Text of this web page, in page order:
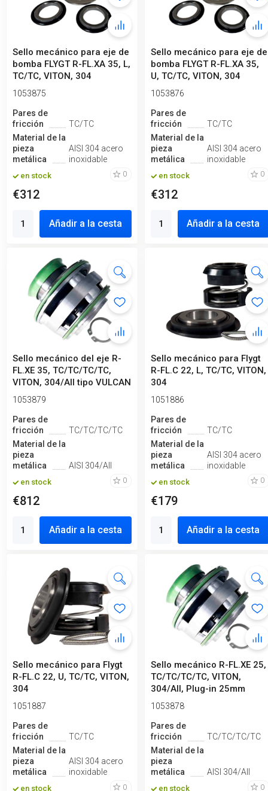
Sello mecánico para eje de
bomba FLYGT R-FL.XA 35, L,
TC/TC, VITON, 304
1053875
Pares de
fricción
TC/TC
Material de la
pieza
metálica
AISI 304 acero
inoxidable
en stock 0
€312
Añadir a la cesta
Sello mecánico para eje de
bomba FLYGT R-FL.XA 35,
U, TC/TC, VITON, 304
1053876
Pares de
fricción
TC/TC
Material de la
pieza
metálica
AISI 304 acero
inoxidable
en stock 0
€312
Añadir a la cesta
Sello mecánico del eje R-
FL.XE 35, TC/TC/TC/TC,
VITON, 304/All tipo VULCAN
06...
1053879
Pares de
fricción
TC/TC/TC/TC
Material de la
pieza
metálica
AISI 304/All
en stock 0
€812
Añadir a la cesta
Sello mecánico para Flygt
R-FL.C 22, L, TC/TC, VITON,
304
1051886
Pares de
fricción
TC/TC
Material de la
pieza
metálica
AISI 304 acero
inoxidable
en stock 0
€179
Añadir a la cesta
Sello mecánico para Flygt
R-FL.C 22, U, TC/TC, VITON,
304
1051887
Pares de
fricción
TC/TC
Material de la
pieza
metálica
AISI 304 acero
inoxidable
en stock 0
Sello mecánico R-FL.XE 25,
TC/TC/TC/TC, VITON,
304/All, Plug-in 25mm
Active, ...
1053878
Pares de
fricción
TC/TC/TC/TC
Material de la
pieza
metálica
AISI 304/All
en stock 0